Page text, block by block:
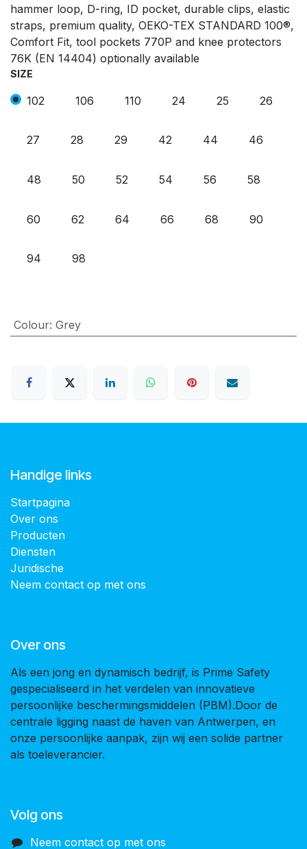
hammer loop, D-ring, ID pocket, durable clips, elastic
straps, premium quality, OEKO-TEX STANDARD 100®,
Comfort Fit, tool pockets 770P and knee protectors
76K (EN 14404) optionally available
SIZE
102 106 110 24 25 26
27 28 29 42 44 46
48 50 52 54 56 58
60 62 64 66 68 90
94 98
Colour: Grey
Handige links
Startpagina
Over ons
Producten
Diensten
Juridische
Neem contact op met ons
Over ons
Als een jong en dynamisch bedrijf, is Prime Safety
gespecialiseerd in het verdelen van innovatieve
persoonlijke beschermingsmiddelen (PBM).Door de
centrale ligging naast de haven van Antwerpen, en
onze persoonlijke aanpak, zijn wij een solide partner
als toeleverancier.
Volg ons
Neem contact op met ons